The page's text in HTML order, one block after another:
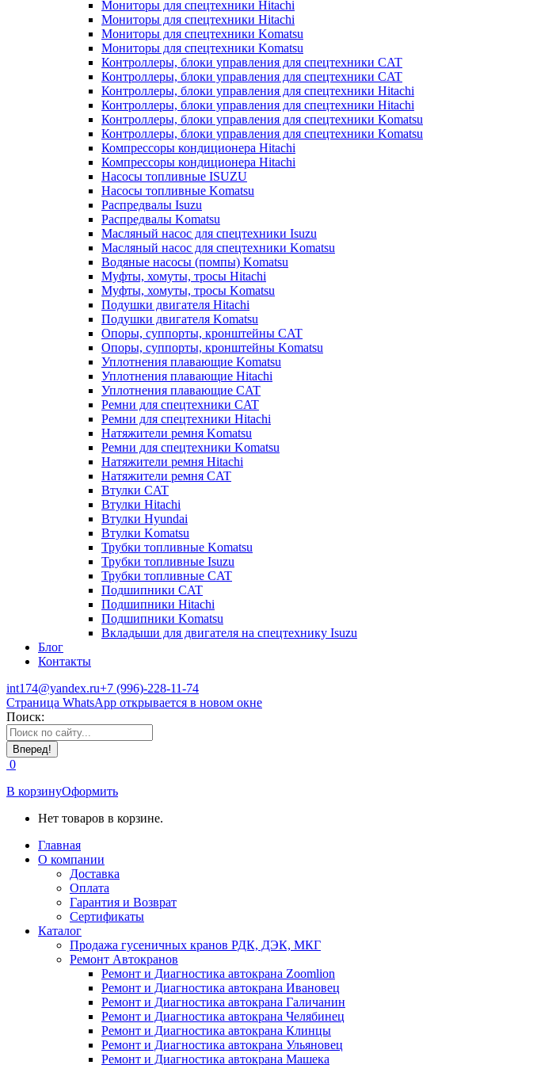
Мониторы для спецтехники Hitachi
Мониторы для спецтехники Hitachi
Мониторы для спецтехники Komatsu
Мониторы для спецтехники Komatsu
Контроллеры, блоки управления для спецтехники CAT
Контроллеры, блоки управления для спецтехники CAT
Контроллеры, блоки управления для спецтехники Hitachi
Контроллеры, блоки управления для спецтехники Hitachi
Контроллеры, блоки управления для спецтехники Komatsu
Контроллеры, блоки управления для спецтехники Komatsu
Компрессоры кондиционера Hitachi
Компрессоры кондиционера Hitachi
Насосы топливные ISUZU
Насосы топливные Komatsu
Распредвалы Isuzu
Распредвалы Komatsu
Масляный насос для спецтехники Isuzu
Масляный насос для спецтехники Komatsu
Водяные насосы (помпы) Komatsu
Муфты, хомуты, тросы Hitachi
Муфты, хомуты, тросы Komatsu
Подушки двигателя Hitachi
Подушки двигателя Komatsu
Опоры, суппорты, кронштейны CAT
Опоры, суппорты, кронштейны Komatsu
Уплотнения плавающие Komatsu
Уплотнения плавающие Hitachi
Уплотнения плавающие CAT
Ремни для спецтехники CAT
Ремни для спецтехники Hitachi
Натяжители ремня Komatsu
Ремни для спецтехники Komatsu
Натяжители ремня Hitachi
Натяжители ремня CAT
Втулки CAT
Втулки Hitachi
Втулки Hyundai
Втулки Komatsu
Трубки топливные Komatsu
Трубки топливные Isuzu
Трубки топливные CAT
Подшипники CAT
Подшипники Hitachi
Подшипники Komatsu
Вкладыши для двигателя на спецтехнику Isuzu
Блог
Контакты
int174@yandex.ru+7 (996)-228-11-74
Страница WhatsApp открывается в новом окне
Поиск:
0
В корзинуОформить
Нет товаров в корзине.
Главная
О компании
Доставка
Оплата
Гарантия и Возврат
Сертификаты
Каталог
Продажа гусеничных кранов РДК, ДЭК, МКГ
Ремонт Автокранов
Ремонт и Диагностика автокрана Zoomlion
Ремонт и Диагностика автокрана Ивановец
Ремонт и Диагностика автокрана Галичанин
Ремонт и Диагностика автокрана Челябинец
Ремонт и Диагностика автокрана Клинцы
Ремонт и Диагностика автокрана Ульяновец
Ремонт и Диагностика автокрана Машека